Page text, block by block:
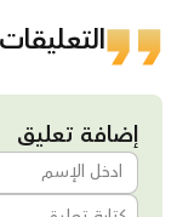
التعليقات
إضافة تعليق